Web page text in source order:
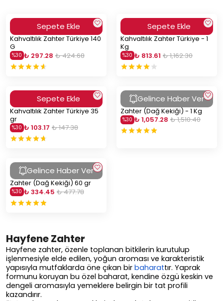
Sepete Ekle
Kahvaltılık Zahter Türkiye 140
G
%30 ₺ 297.28 ₺ 424.68
Sepete Ekle
Kahvaltılık Zahter Türkiye - 1
Kg
%30 ₺ 813.61 ₺ 1,162.30
Sepete Ekle
Kahvaltılık Zahter Türkiye 35
gr
%30 ₺ 103.17 ₺ 147.38
Gelince Haber Ver
Zahter (Dağ Kekiği) - 1 Kg
%30 ₺ 1,057.28 ₺ 1,510.40
Gelince Haber Ver
Zahter (Dağ Kekiği) 60 gr
%30 ₺ 334.45 ₺ 477.78
Hayfene Zahter
Hayfene zahter, özenle toplanan bitkilerin kurutulup
işlenmesiyle elde edilen, yoğun aroması ve karakteristik
yapısıyla mutfaklarda öne çıkan bir baharattır. Yaprak
formunu koruyan bu özel baharat, kendine özgü keskin ve
dengeli aromasıyla yemeklere belirgin bir tat profili
kazandırır.